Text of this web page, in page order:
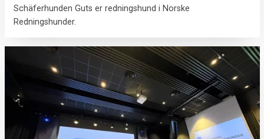
Schäferhunden Guts er redningshund i Norske
Redningshunder.